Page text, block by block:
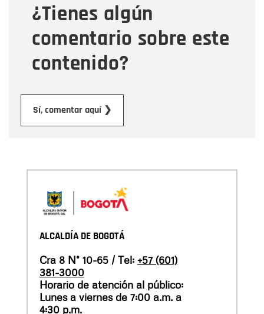
¿Tienes algún
comentario sobre este
contenido?
Sí, comentar aquí ❯
Mensaje
ALCALDÍA DE BOGOTÁ
Cra 8 N° 10-65 / Tel: +57 (601)
381-3000
Horario de atención al público:
Lunes a viernes de 7:00 a.m. a
4:30 p.m.